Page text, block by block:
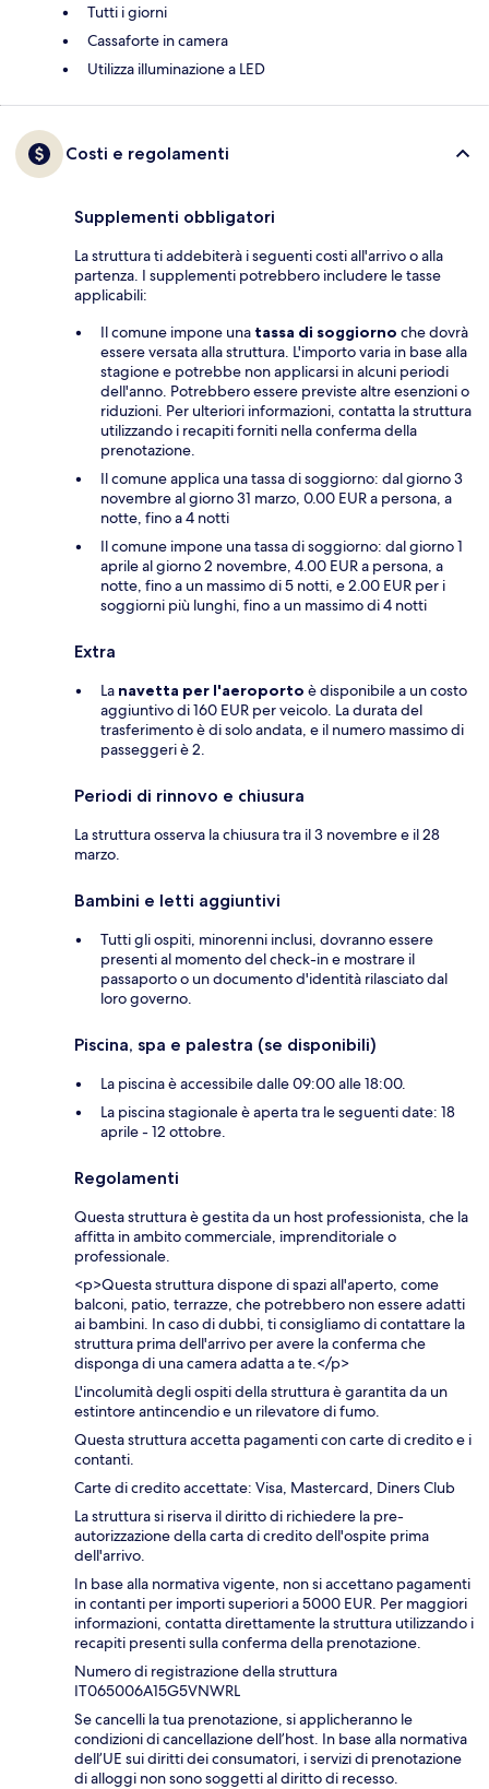
Tutti i giorni
Cassaforte in camera
Utilizza illuminazione a LED
Costi e regolamenti
Supplementi obbligatori
La struttura ti addebiterà i seguenti costi all'arrivo o alla
partenza. I supplementi potrebbero includere le tasse
applicabili:
Il comune impone una tassa di soggiorno che dovrà
essere versata alla struttura. L'importo varia in base alla
stagione e potrebbe non applicarsi in alcuni periodi
dell'anno. Potrebbero essere previste altre esenzioni o
riduzioni. Per ulteriori informazioni, contatta la struttura
utilizzando i recapiti forniti nella conferma della
prenotazione.
Il comune applica una tassa di soggiorno: dal giorno 3
novembre al giorno 31 marzo, 0.00 EUR a persona, a
notte, fino a 4 notti
Il comune impone una tassa di soggiorno: dal giorno 1
aprile al giorno 2 novembre, 4.00 EUR a persona, a
notte, fino a un massimo di 5 notti, e 2.00 EUR per i
soggiorni più lunghi, fino a un massimo di 4 notti
Extra
La navetta per l'aeroporto è disponibile a un costo
aggiuntivo di 160 EUR per veicolo. La durata del
trasferimento è di solo andata, e il numero massimo di
passeggeri è 2.
Periodi di rinnovo e chiusura
La struttura osserva la chiusura tra il 3 novembre e il 28
marzo.
Bambini e letti aggiuntivi
Tutti gli ospiti, minorenni inclusi, dovranno essere
presenti al momento del check-in e mostrare il
passaporto o un documento d'identità rilasciato dal
loro governo.
Piscina, spa e palestra (se disponibili)
La piscina è accessibile dalle 09:00 alle 18:00.
La piscina stagionale è aperta tra le seguenti date: 18
aprile - 12 ottobre.
Regolamenti
Questa struttura è gestita da un host professionista, che la
affitta in ambito commerciale, imprenditoriale o
professionale.
<p>Questa struttura dispone di spazi all'aperto, come
balconi, patio, terrazze, che potrebbero non essere adatti
ai bambini. In caso di dubbi, ti consigliamo di contattare la
struttura prima dell'arrivo per avere la conferma che
disponga di una camera adatta a te.</p>
L'incolumità degli ospiti della struttura è garantita da un
estintore antincendio e un rilevatore di fumo.
Questa struttura accetta pagamenti con carte di credito e i
contanti.
Carte di credito accettate: Visa, Mastercard, Diners Club
La struttura si riserva il diritto di richiedere la pre-
autorizzazione della carta di credito dell'ospite prima
dell'arrivo.
In base alla normativa vigente, non si accettano pagamenti
in contanti per importi superiori a 5000 EUR. Per maggiori
informazioni, contatta direttamente la struttura utilizzando i
recapiti presenti sulla conferma della prenotazione.
Numero di registrazione della struttura
IT065006A15G5VNWRL
Se cancelli la tua prenotazione, si applicheranno le
condizioni di cancellazione dell’host. In base alla normativa
dell’UE sui diritti dei consumatori, i servizi di prenotazione
di alloggi non sono soggetti al diritto di recesso.